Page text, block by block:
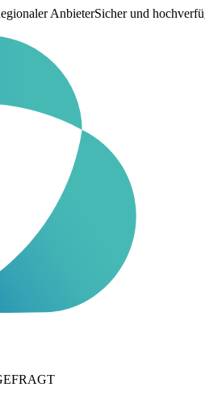
AnbieterSicher und